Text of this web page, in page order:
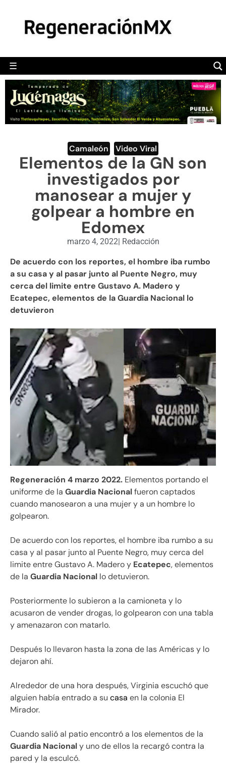
☰
POLÍTICA
CAMALEÓN
OPINIÓN
DEPORTES
ENGLISH SECTION
VIDEOS
Camaleón Video Viral
Elementos de la GN son
investigados por
manosear a mujer y
golpear a hombre en
Edomex
marzo 4, 2022| Redacción
De acuerdo con los reportes, el hombre iba rumbo
a su casa y al pasar junto al Puente Negro, muy
cerca del limite entre Gustavo A. Madero y
Ecatepec, elementos de la Guardia Nacional lo
detuvieron
Regeneración 4 marzo 2022. Elementos portando el
uniforme de la Guardia Nacionalfueron captados
cuando manosearon a una mujer y a un hombre lo
golpearon.
De acuerdo con los reportes, el hombre iba rumbo a su
casa y al pasar junto al Puente Negro, muy cerca del
limite entre Gustavo A. Madero y Ecatepec, elementos
de la Guardia Nacional lo detuvieron.
Posteriormente lo subieron a la camioneta y lo
acusaron de vender drogas, lo golpearon con una tabla
y amenazaron con matarlo.
Después lo llevaron hasta la zona de las Américas y lo
dejaron ahí.
Alrededor de una hora después, Virginia escuchó que
alguien había entrado a su casa en la colonia El
Mirador.
Cuando salió al patio encontró a los elementos de la
Guardia Nacionaly uno de ellos la recargó contra la
pared y la esculcó.